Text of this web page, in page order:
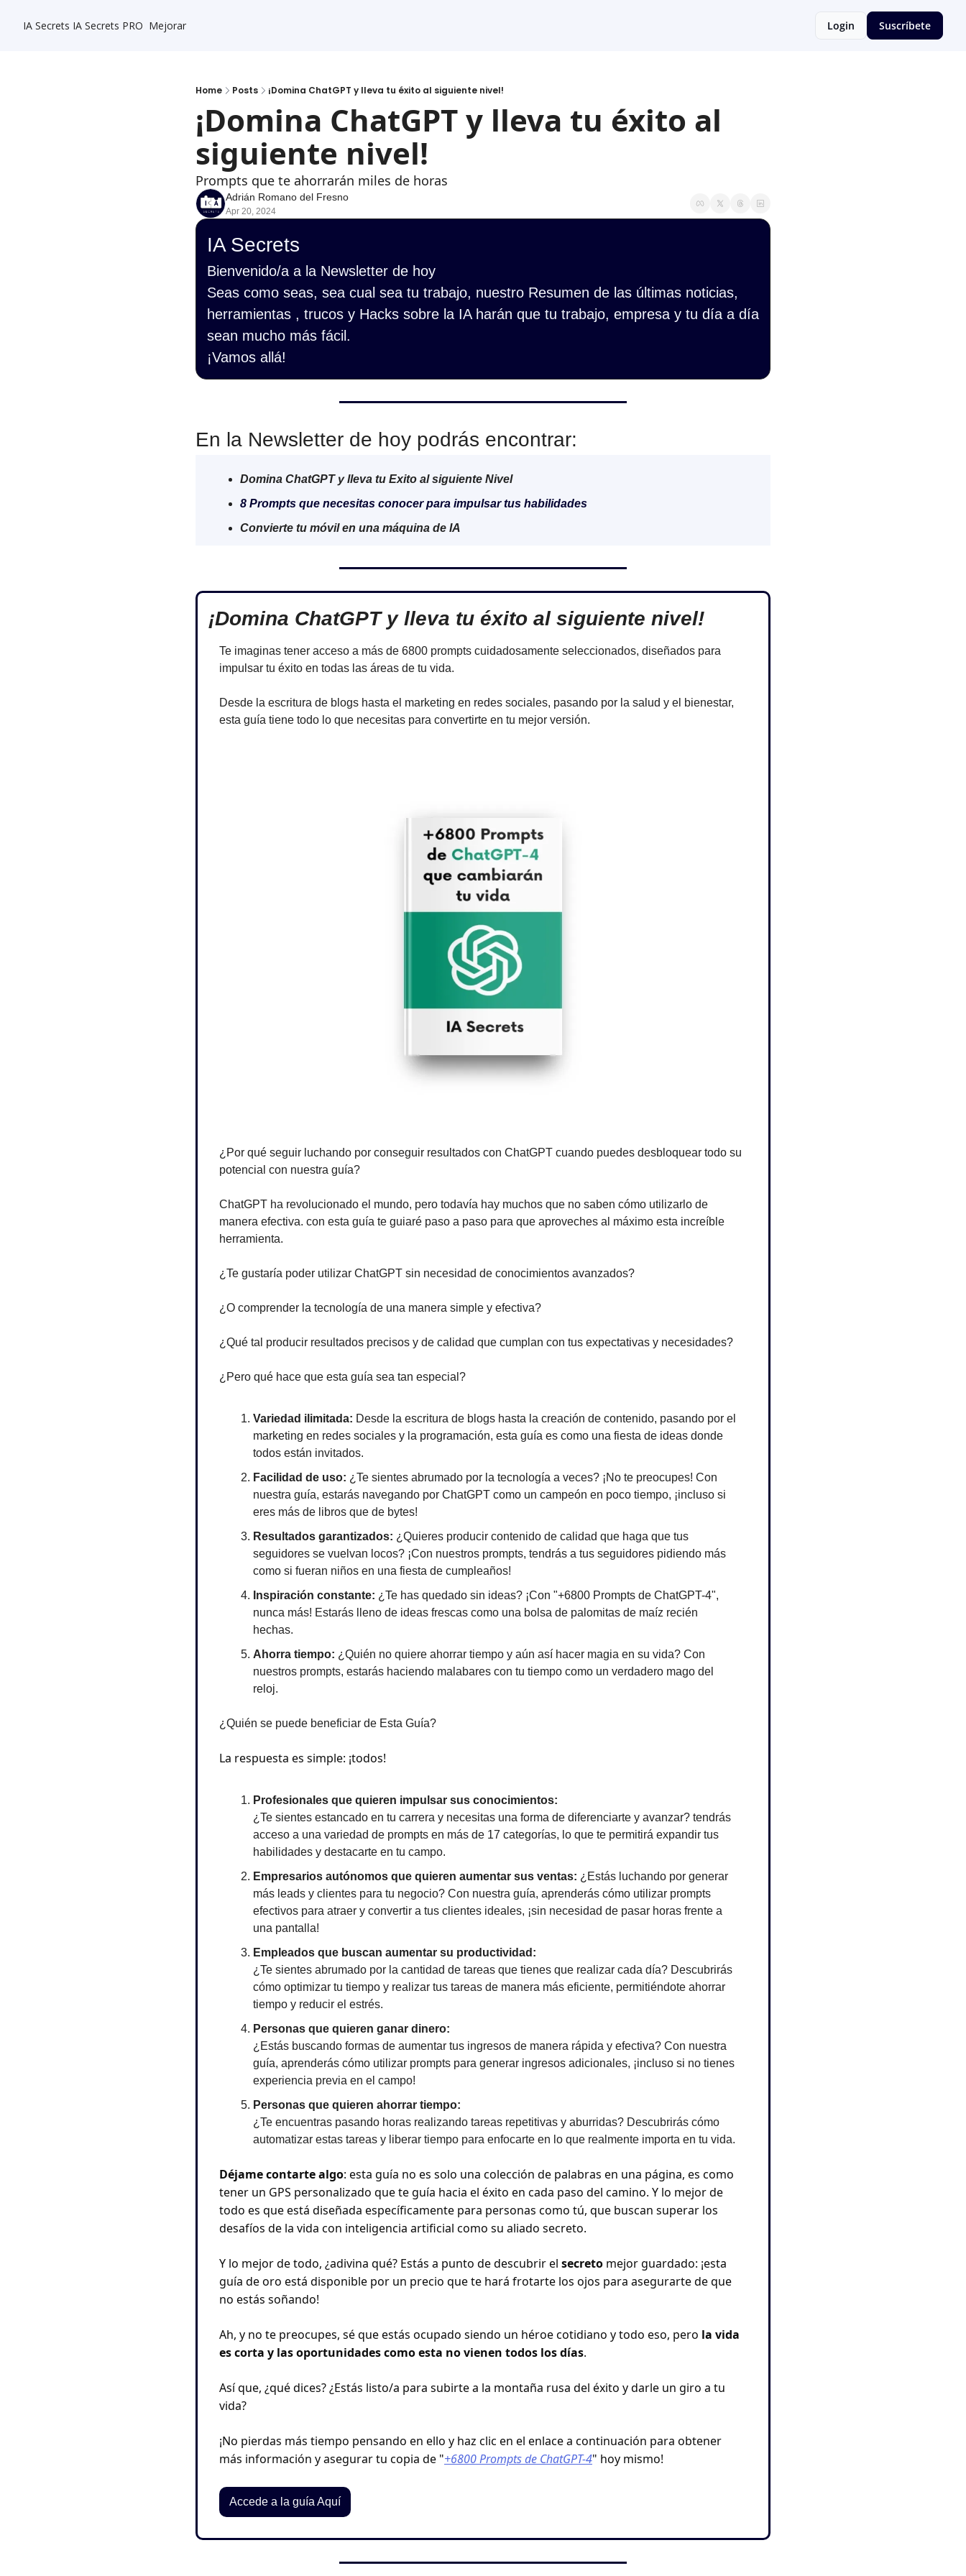
IA Secrets IA Secrets PRO Mejorar Login Suscríbete
Home Posts ¡Domina ChatGPT y lleva tu éxito al siguiente nivel!
¡Domina ChatGPT y lleva tu éxito al
siguiente nivel!
Prompts que te ahorrarán miles de horas
Adrián Romano del Fresno
Apr 20, 2024
IA Secrets
Bienvenido/a a la Newsletter de hoy
Seas como seas, sea cual sea tu trabajo, nuestro Resumen de las últimas noticias,
herramientas , trucos y Hacks sobre la IA harán que tu trabajo, empresa y tu día a día
sean mucho más fácil.
¡Vamos allá!
En la Newsletter de hoy podrás encontrar:
Domina ChatGPT y lleva tu Exito al siguiente Nivel
8 Prompts que necesitas conocer para impulsar tus habilidades
Convierte tu móvil en una máquina de IA
¡Domina ChatGPT y lleva tu éxito al siguiente nivel!
Te imaginas tener acceso a más de 6800 prompts cuidadosamente seleccionados, diseñados para
impulsar tu éxito en todas las áreas de tu vida.
Desde la escritura de blogs hasta el marketing en redes sociales, pasando por la salud y el bienestar,
esta guía tiene todo lo que necesitas para convertirte en tu mejor versión.
¿Por qué seguir luchando por conseguir resultados con ChatGPT cuando puedes desbloquear todo su
potencial con nuestra guía?
ChatGPT ha revolucionado el mundo, pero todavía hay muchos que no saben cómo utilizarlo de
manera efectiva. con esta guía te guiaré paso a paso para que aproveches al máximo esta increíble
herramienta.
¿Te gustaría poder utilizar ChatGPT sin necesidad de conocimientos avanzados?
¿O comprender la tecnología de una manera simple y efectiva?
¿Qué tal producir resultados precisos y de calidad que cumplan con tus expectativas y necesidades?
¿Pero qué hace que esta guía sea tan especial?
Variedad ilimitada: Desde la escritura de blogs hasta la creación de contenido, pasando por el
marketing en redes sociales y la programación, esta guía es como una fiesta de ideas donde
todos están invitados.
Facilidad de uso: ¿Te sientes abrumado por la tecnología a veces? ¡No te preocupes! Con
nuestra guía, estarás navegando por ChatGPT como un campeón en poco tiempo, ¡incluso si
eres más de libros que de bytes!
Resultados garantizados: ¿Quieres producir contenido de calidad que haga que tus
seguidores se vuelvan locos? ¡Con nuestros prompts, tendrás a tus seguidores pidiendo más
como si fueran niños en una fiesta de cumpleaños!
Inspiración constante: ¿Te has quedado sin ideas? ¡Con "+6800 Prompts de ChatGPT-4",
nunca más! Estarás lleno de ideas frescas como una bolsa de palomitas de maíz recién
hechas.
Ahorra tiempo: ¿Quién no quiere ahorrar tiempo y aún así hacer magia en su vida? Con
nuestros prompts, estarás haciendo malabares con tu tiempo como un verdadero mago del
reloj.
¿Quién se puede beneficiar de Esta Guía?
La respuesta es simple: ¡todos!
Profesionales que quieren impulsar sus conocimientos:
¿Te sientes estancado en tu carrera y necesitas una forma de diferenciarte y avanzar? tendrás
acceso a una variedad de prompts en más de 17 categorías, lo que te permitirá expandir tus
habilidades y destacarte en tu campo.
Empresarios autónomos que quieren aumentar sus ventas: ¿Estás luchando por generar
más leads y clientes para tu negocio? Con nuestra guía, aprenderás cómo utilizar prompts
efectivos para atraer y convertir a tus clientes ideales, ¡sin necesidad de pasar horas frente a
una pantalla!
Empleados que buscan aumentar su productividad:
¿Te sientes abrumado por la cantidad de tareas que tienes que realizar cada día? Descubrirás
cómo optimizar tu tiempo y realizar tus tareas de manera más eficiente, permitiéndote ahorrar
tiempo y reducir el estrés.
Personas que quieren ganar dinero:
¿Estás buscando formas de aumentar tus ingresos de manera rápida y efectiva? Con nuestra
guía, aprenderás cómo utilizar prompts para generar ingresos adicionales, ¡incluso si no tienes
experiencia previa en el campo!
Personas que quieren ahorrar tiempo:
¿Te encuentras pasando horas realizando tareas repetitivas y aburridas? Descubrirás cómo
automatizar estas tareas y liberar tiempo para enfocarte en lo que realmente importa en tu vida.
Déjame contarte algo: esta guía no es solo una colección de palabras en una página, es como
tener un GPS personalizado que te guía hacia el éxito en cada paso del camino. Y lo mejor de
todo es que está diseñada específicamente para personas como tú, que buscan superar los
desafíos de la vida con inteligencia artificial como su aliado secreto.
Y lo mejor de todo, ¿adivina qué? Estás a punto de descubrir el secreto mejor guardado: ¡esta
guía de oro está disponible por un precio que te hará frotarte los ojos para asegurarte de que
no estás soñando!
Ah, y no te preocupes, sé que estás ocupado siendo un héroe cotidiano y todo eso, pero la vida
es corta y las oportunidades como esta no vienen todos los días.
Así que, ¿qué dices? ¿Estás listo/a para subirte a la montaña rusa del éxito y darle un giro a tu
vida?
¡No pierdas más tiempo pensando en ello y haz clic en el enlace a continuación para obtener
más información y asegurar tu copia de "+6800 Prompts de ChatGPT-4" hoy mismo!
Accede a la guía Aquí